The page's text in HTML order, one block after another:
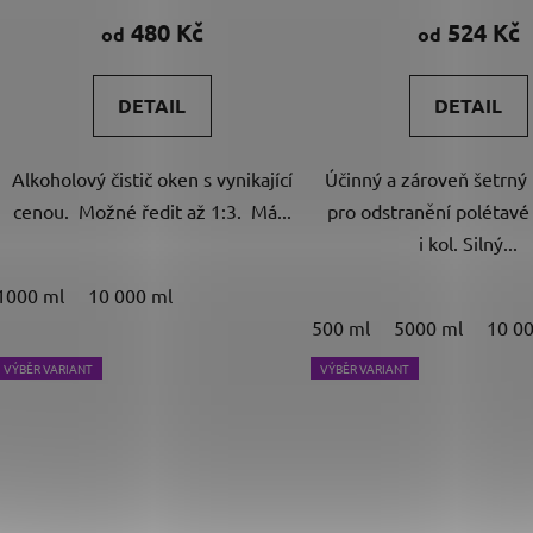
produktu
4,8
z
hvězdiček.
od 480 Kč
DETAIL
Alkoholový čistič oken s vynikající
cenou. Možné ředit až 1:3. Má...
ml 10 000 ml
produktu
5,0
z
od 524 Kč
DETAIL
Účinný a zároveň
pro odstranění
i kol. Silný...
500 ml 5000 ml 10
VÝBĚR VARIANT VÝBĚR VARIANT